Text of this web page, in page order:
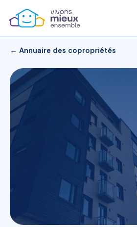
← Annuaire des copropriétés